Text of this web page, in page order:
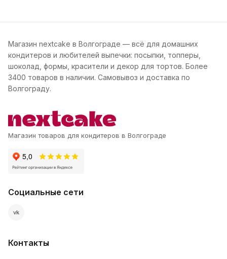
Магазин nextcake в Волгограде — всё для домашних
кондитеров и любителей выпечки: посыпки, топперы,
шоколад, формы, красители и декор для тортов. Более
3400 товаров в наличии. Самовывоз и доставка по
Волгограду.
Магазин товаров для кондитеров в Волгограде
Социальные сети
vk
Контакты